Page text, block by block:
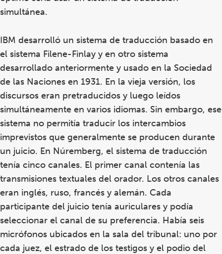
simultánea.
IBM desarrolló un sistema de traducción basado en
el sistema Filene-Finlay y en otro sistema
desarrollado anteriormente y usado en la Sociedad
de las Naciones en 1931. En la vieja versión, los
discursos eran pretraducidos y luego leídos
simultáneamente en varios idiomas. Sin embargo, ese
sistema no permitía traducir los intercambios
imprevistos que generalmente se producen durante
un juicio. En Núremberg, el sistema de traducción
tenía cinco canales. El primer canal contenía las
transmisiones textuales del orador. Los otros canales
eran inglés, ruso, francés y alemán. Cada
participante del juicio tenía auriculares y podía
seleccionar el canal de su preferencia. Había seis
micrófonos ubicados en la sala del tribunal: uno por
cada juez, el estrado de los testigos y el podio del